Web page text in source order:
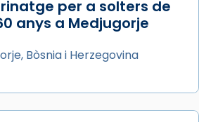
gràcies en agraïment al
de la visita apostòlica
XIV a Barcelona, i als
la Catedral de Barcelona.
per a solters de
anys a Medjugorje
Bòsnia i Herzegovina